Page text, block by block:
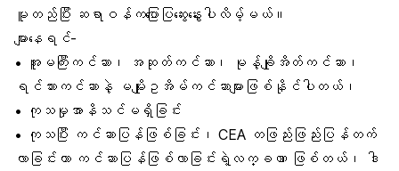
မူတည်ပြီး ဆရာဝန်ကပြောပြဆွေးနွေးပါလိမ့်မယ်။
များနေရင်-
• အူမကြီးကင်ဆာ၊ အဆုတ်ကင်ဆာ၊ မုန့်ချိုအိတ်ကင်ဆာ၊
ရင်သားကင်ဆာနဲ့ မမျိုးဥအိမ်ကင်ဆာများဖြစ်နိုင်ပါတယ်၊
• ကုသမှုအာနိသင်မရှိခြင်း
• ကုသပြီး ကင်ဆာပြန်ဖြစ်ခြင်း၊ CEA တဖြည်းဖြည်းပြန်တက်
လာခြင်းဟာ ကင်ဆာပြန်ဖြစ်လာခြင်းရဲ့လက္ခဏာ ဖြစ်တယ်၊ ဒါ